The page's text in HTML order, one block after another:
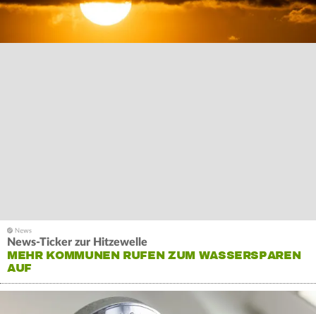
News-Ticker zur Hitzewelle
MEHR KOMMUNEN RUFEN ZUM WASSERSPAREN
AUF